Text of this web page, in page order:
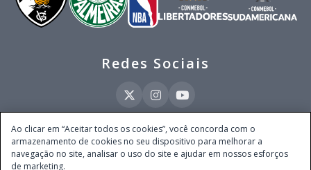
Redes Sociais
Este site é operado pela Ventmear Brasil LTDA (CNPJ 52.868.380/0001-84), com
endereço na Avenida Brigadeiro Faria Lima, nº 4.055, 3º andar, Itaim Bibi, no
Município de São Paulo, Estado de São Paulo, CEP 04538-133, Brasil - empresa
Ao clicar em “Aceitar todos os cookies”, você concorda com o
armazenamento de cookies no seu dispositivo para melhorar a
navegação no site, analisar o uso do site e ajudar em nossos esforços
de marketing.